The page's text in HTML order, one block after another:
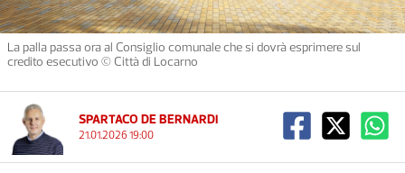
La palla passa ora al Consiglio comunale che si dovrà esprimere sul
credito esecutivo © Città di Locarno
SPARTACO DE BERNARDI
21.01.2026 19:00